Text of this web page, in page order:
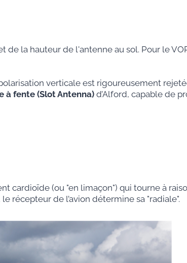
la hauteur de l'antenne au sol. Pour le
verticale est rigoureusement
à fente (Slot Antenna)d’Alford, capable de
cardioïde (ou "en limaçon") qui tourne à
récepteur de l’avion détermine sa "radiale".